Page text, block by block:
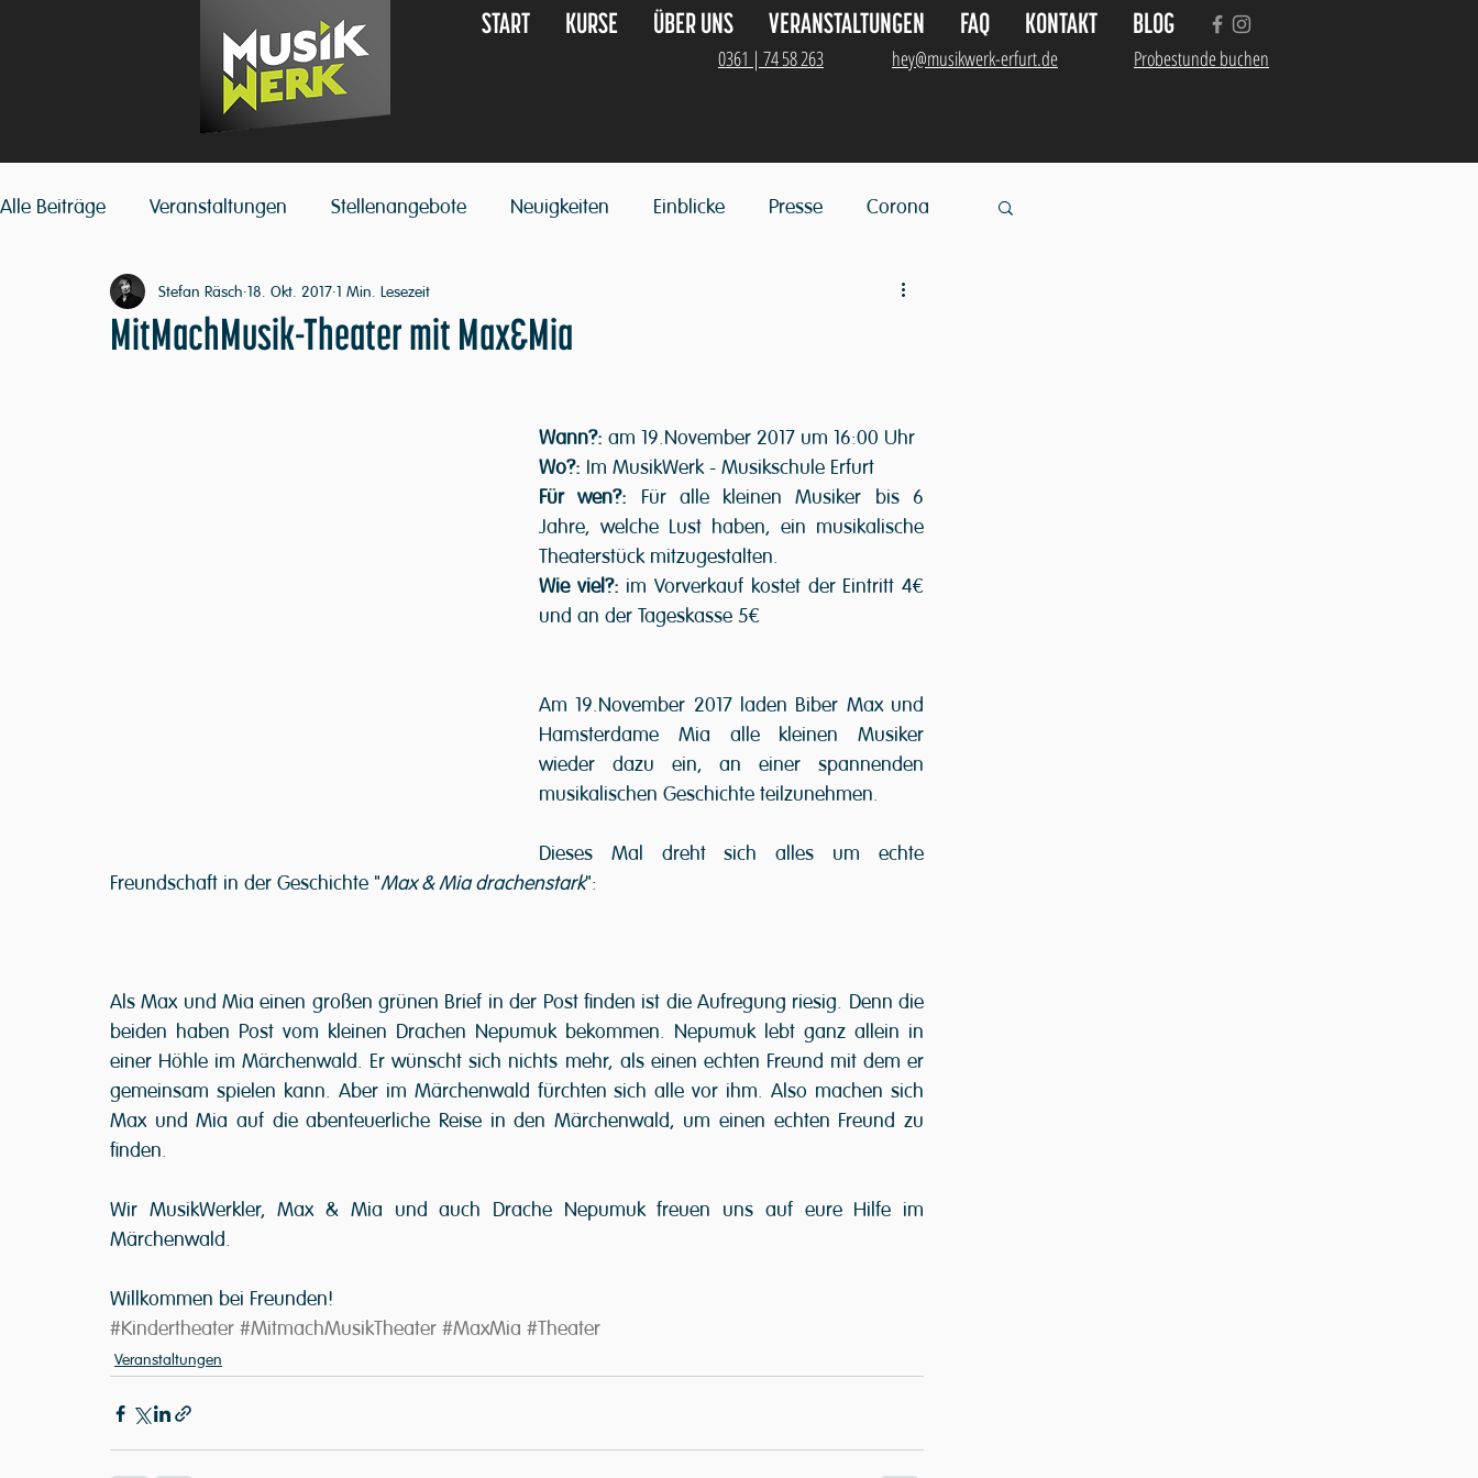
START KURSE ÜBER UNS VERANSTALTUNGEN FAQ KONTAKT BLOG
0361 | 74 58 263 hey@musikwerk-erfurt.de Probestunde buchen
Alle Beiträge Veranstaltungen Stellenangebote Neuigkeiten Einblicke Presse Corona
MitMachMusik-Theater mit Max&Mia
Stefan Räsch 18. Okt. 2017 1 Min. Lesezeit
Wann?: am 19.November 2017 um 16:00 Uhr
Wo?: Im MusikWerk - Musikschule Erfurt
Für wen?: Für alle kleinen Musiker bis 6
Jahre, welche Lust haben, ein musikalische
Theaterstück mitzugestalten.
Wie viel?: im Vorverkauf kostet der Eintritt 4€
und an der Tageskasse 5€
Am 19.November 2017 laden Biber Max und
Hamsterdame Mia alle kleinen Musiker
wieder dazu ein, an einer spannenden
musikalischen Geschichte teilzunehmen.
Dieses Mal dreht sich alles um echte
Freundschaft in der Geschichte "Max & Mia drachenstark":
Als Max und Mia einen großen grünen Brief in der Post finden ist die Aufregung riesig. Denn die
beiden haben Post vom kleinen Drachen Nepumuk bekommen. Nepumuk lebt ganz allein in
einer Höhle im Märchenwald. Er wünscht sich nichts mehr, als einen echten Freund mit dem er
gemeinsam spielen kann. Aber im Märchenwald fürchten sich alle vor ihm. Also machen sich
Max und Mia auf die abenteuerliche Reise in den Märchenwald, um einen echten Freund zu
finden.
Wir MusikWerkler, Max & Mia und auch Drache Nepumuk freuen uns auf eure Hilfe im
Märchenwald.
Willkommen bei Freunden!
#Kindertheater #MitmachMusikTheater #MaxMia #Theater
Veranstaltungen